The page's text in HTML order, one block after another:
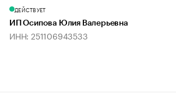
ДЕЙСТВУЕТ
ИП Осипова Юлия Валерьевна
ИНН: 251106943533